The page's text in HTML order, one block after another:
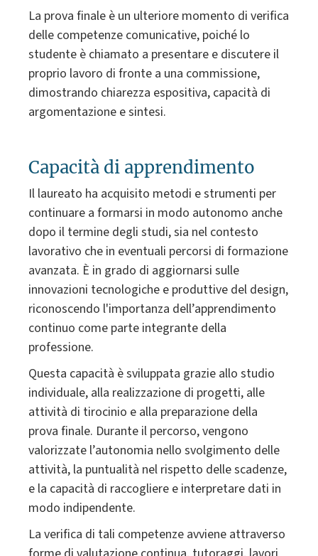
La prova finale è un ulteriore momento di verifica
delle competenze comunicative, poiché lo
studente è chiamato a presentare e discutere il
proprio lavoro di fronte a una commissione,
dimostrando chiarezza espositiva, capacità di
argomentazione e sintesi.
Capacità di apprendimento
Il laureato ha acquisito metodi e strumenti per
continuare a formarsi in modo autonomo anche
dopo il termine degli studi, sia nel contesto
lavorativo che in eventuali percorsi di formazione
avanzata. È in grado di aggiornarsi sulle
innovazioni tecnologiche e produttive del design,
riconoscendo l'importanza dell’apprendimento
continuo come parte integrante della
professione.
Questa capacità è sviluppata grazie allo studio
individuale, alla realizzazione di progetti, alle
attività di tirocinio e alla preparazione della
prova finale. Durante il percorso, vengono
valorizzate l’autonomia nello svolgimento delle
attività, la puntualità nel rispetto delle scadenze,
e la capacità di raccogliere e interpretare dati in
modo indipendente.
La verifica di tali competenze avviene attraverso